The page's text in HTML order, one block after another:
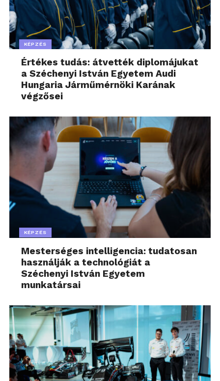
KÉPZÉS
Értékes tudás: átvették diplomájukat
a Széchenyi István Egyetem Audi
Hungaria Járműmérnöki Karának
végzősei
KÉPZÉS
Mesterséges intelligencia: tudatosan
használják a technológiát a
Széchenyi István Egyetem
munkatársai